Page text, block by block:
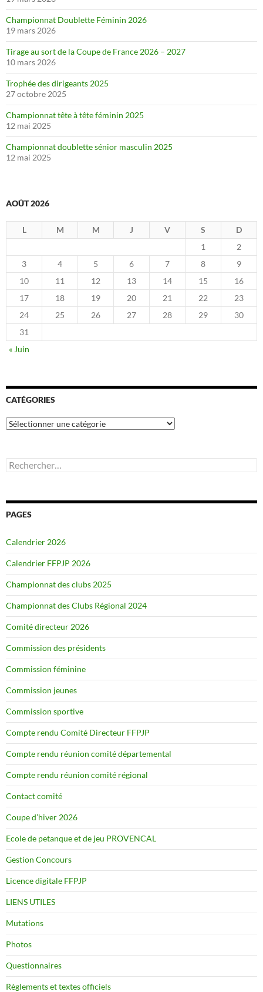
Championnat Doublette Féminin 2026
19 mars 2026
Tirage au sort de la Coupe de France 2026 – 2027
10 mars 2026
Trophée des dirigeants 2025
27 octobre 2025
Championnat tête à tête féminin 2025
12 mai 2025
Championnat doublette sénior masculin 2025
12 mai 2025
AOÛT 2026
L M M J V S
D
1
2
3
4 5 6 7 8
9
10
11 12 13 14 15
16
17
18 19 20 21 22
23
24
25 26 27 28 29
30
31
« Juin
CATÉGORIES
Catégories
Rechercher :
PAGES
Calendrier 2026
Calendrier FFPJP 2026
Championnat des clubs 2025
Championnat des Clubs Régional 2024
Comité directeur 2026
Commission des présidents
Commission féminine
Commission jeunes
Commission sportive
Compte rendu Comité Directeur FFPJP
Compte rendu réunion comité départemental
Compte rendu réunion comité régional
Contact comité
Coupe d’hiver 2026
Ecole de petanque et de jeu PROVENCAL
Gestion Concours
Licence digitale FFPJP
LIENS UTILES
Mutations
Photos
Questionnaires
Règlements et textes officiels